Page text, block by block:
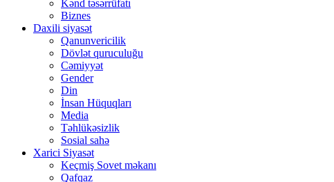
Kənd təsərrüfatı
Biznes
Daxili siyasət
Qanunvericilik
Dövlət quruculuğu
Cəmiyyət
Gender
Din
İnsan Hüquqları
Media
Təhlükəsizlik
Sosial sahə
Xarici Siyasət
Keçmiş Sovet məkanı
Qafqaz